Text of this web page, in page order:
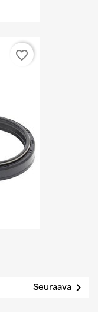
favorite_border
Seuraava 